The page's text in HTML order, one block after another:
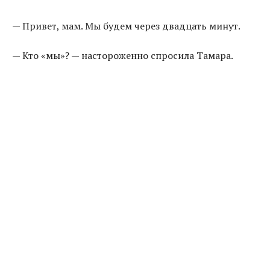
— Привет, мам. Мы будем через двадцать минут.
— Кто «мы»? — настороженно спросила Тамара.